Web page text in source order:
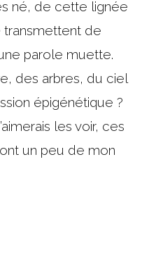
né, de cette lignée
transmettent de
parole muette.
des arbres, du ciel
épigénétique ?
les voir, ces
un peu de mon